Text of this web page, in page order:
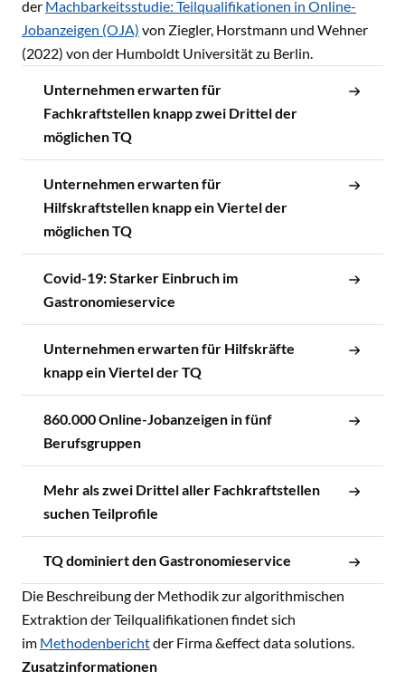
der Machbarkeitsstudie: Teilqualifikationen in Online-
Jobanzeigen (OJA) von Ziegler, Horstmann und Wehner
(2022) von der Humboldt Universität zu Berlin.
Unternehmen erwarten für
Fachkraftstellen knapp zwei Drittel der
möglichen TQ
Unternehmen erwarten für
Hilfskraftstellen knapp ein Viertel der
möglichen TQ
Covid-19: Starker Einbruch im
Gastronomieservice
Unternehmen erwarten für Hilfskräfte
knapp ein Viertel der TQ
860.000 Online-Jobanzeigen in fünf
Berufsgruppen
Mehr als zwei Drittel aller Fachkraftstellen
suchen Teilprofile
TQ dominiert den Gastronomieservice
Die Beschreibung der Methodik zur algorithmischen
Extraktion der Teilqualifikationen findet sich
im Methodenberichtder Firma &effect data solutions.
Zusatzinformationen